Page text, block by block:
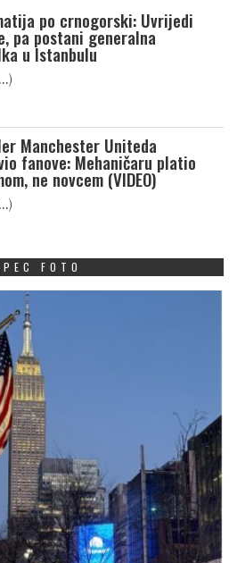
po crnogorski: Uvrijedi
pa postani generalna
u Istanbulu
Manchester Uniteda
fanove: Mehaničaru platio
ne novcem (VIDEO)
FOTO